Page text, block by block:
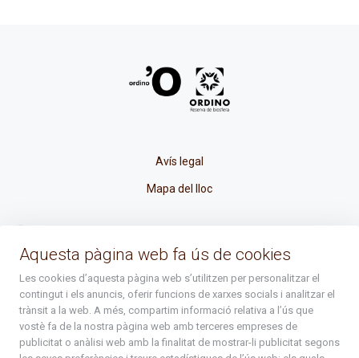
Avís legal
Mapa del lloc
atenciociutadana@ordino.ad
+376 878 100
De Dl. a Dv. : de 8 a 16h (els divendres a partir de l'1 de juny
fins al divendres de la setmana de Meritxell : de 8 a 14h)
Aquesta pàgina web fa ús de cookies
Les cookies d’aquesta pàgina web s’utilitzen per personalitzar el
contingut i els anuncis, oferir funcions de xarxes socials i analitzar el
trànsit a la web. A més, compartim informació relativa a l’ús que
vostè fa de la nostra pàgina web amb terceres empreses de
publicitat o anàlisi web amb la finalitat de mostrar-li publicitat segons